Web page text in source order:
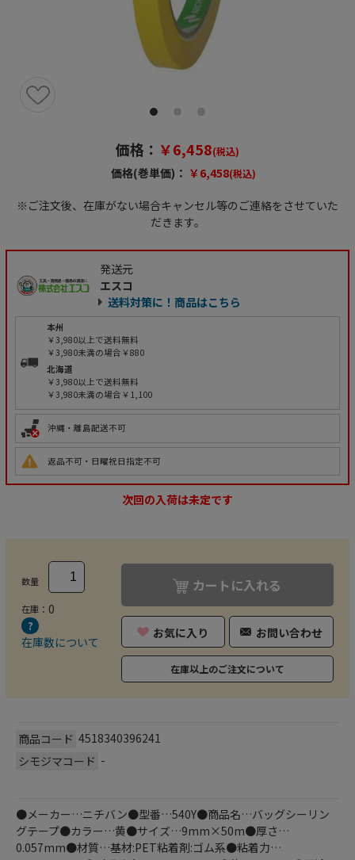
価格： ￥6,458(税込)
価格(巻単価)： ￥6,458(税込)
※ご注文後、在庫がない場合キャンセル等のご連絡をさせていた
だきます。
発送元
エスコ
送料対策に！商品はこちら
本州
￥3,980以上で送料無料
￥3,980未満の場合￥880
北海道
￥3,980以上で送料無料
￥3,980未満の場合￥1,100
沖縄・離島配送不可
返品不可・日曜祝日指定不可
次回の入荷は未定です
数量
在庫： 0
在庫数について
カートに入れる
お気に入り お問い合わせ
在庫以上のご注文について
商品コード 4518340396241
シモジマコード -
●メーカー…ニチバン●型番…540Y●商品名…バッグシーリン
グテープ●カラー…黄●サイズ…9mm×50m●厚さ…
0.057mm●材質…基材:PET粘着剤:ゴム系●粘着力…